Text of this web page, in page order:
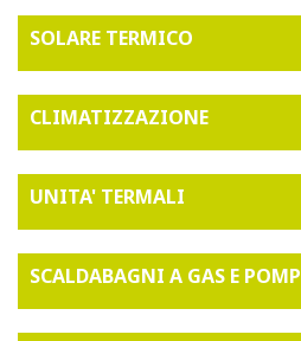
SOLARE TERMICO
CLIMATIZZAZIONE
UNITA' TERMALI
SCALDABAGNI A GAS E